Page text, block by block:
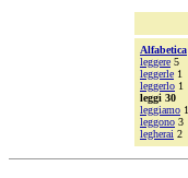
Alfabetica
leggere 5
leggerle 1
leggerlo 1
leggi 30
leggiamo 1
leggono 3
legherai 2